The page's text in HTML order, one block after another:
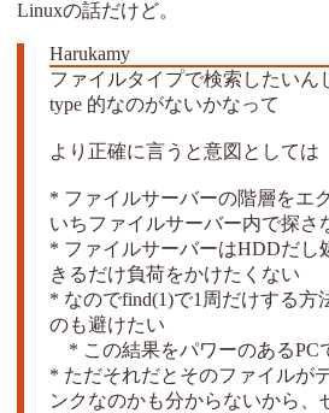
Linuxの話だけど。
ファイルタイプで検索したいん
type 的なのがないかなって
より正確に言うと意図としては
* ファイルサーバーの階層をエ
いちファイルサーバー内で探さ
* ファイルサーバーはHDDだし
きるだけ負荷をかけたくない
* なのでfind(1)で1周だけする方
のも避けたい
* この結果をパワーのあるPC
* ただそれだとそのファイルが
ンクなのかも分からないから、